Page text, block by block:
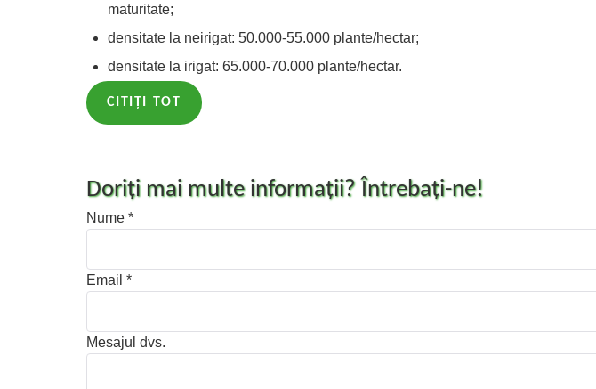
maturitate;
densitate la neirigat: 50.000-55.000 plante/hectar;
densitate la irigat: 65.000-70.000 plante/hectar.
CITIȚI TOT
Doriţi mai multe informații? Întrebaţi-ne!
Nume *
Email *
Mesajul dvs.